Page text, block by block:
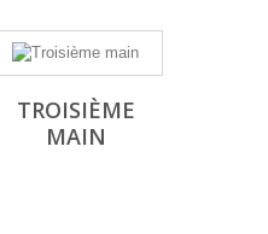
TROISIÈME
MAIN